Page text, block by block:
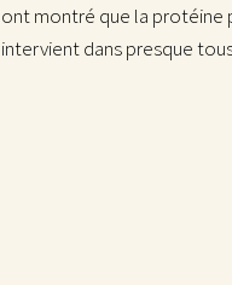
ont montré que la protéine
intervient dans presque